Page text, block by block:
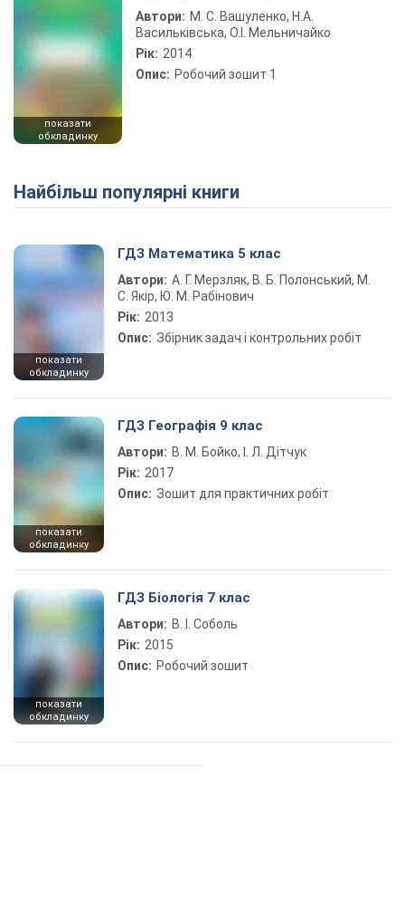
показати
обкладинку
Автори: М. С. Вашуленко, Н.А.
Васильківська, О.І. Мельничайко
Рік: 2014
Опис: Робочий зошит 1
Найбільш популярні книги
показати
обкладинку
ГДЗ Математика 5 клас
Автори: А. Г. Мерзляк, В. Б. Полонський, М.
С. Якір, Ю. М. Рабінович
Рік: 2013
Опис: Збірник задач і контрольних робіт
показати
обкладинку
ГДЗ Географія 9 клас
Автори: В. М. Бойко, І. Л. Дітчук
Рік: 2017
Опис: Зошит для практичних робіт
показати
обкладинку
ГДЗ Біологія 7 клас
Автори: В. І. Соболь
Рік: 2015
Опис: Робочий зошит